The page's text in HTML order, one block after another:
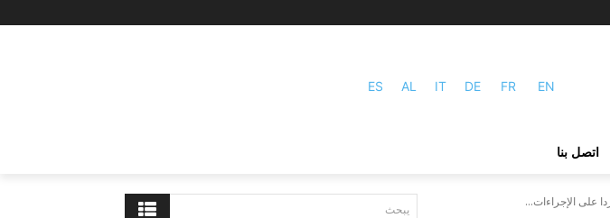
ES AL IT DE FR EN
اتصل بنا
يبحث